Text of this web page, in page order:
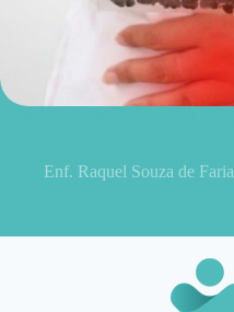
Enf. Raquel Souza de Faria